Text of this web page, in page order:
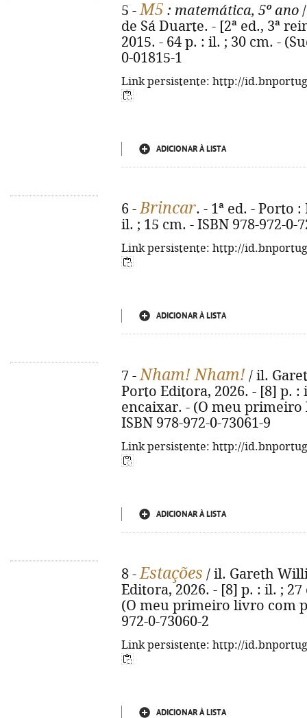
5 -M5 : matemática, 5º ano
de Sá Duarte. - [2ª ed., 3ª
2015. - 64 p. : il. ; 30 cm. -
0-01815-1
Link persistente: http://
ADICIONAR À LISTA
6 -Brincar. - 1ª ed. - Porto
il. ; 15 cm. - ISBN 978-972-0-
Link persistente: http://
ADICIONAR À LISTA
7 -Nham! Nham! / il.
Porto Editora, 2026. - [8] p. :
encaixar. - (O meu primeiro
ISBN 978-972-0-73061-9
Link persistente: http://
ADICIONAR À LISTA
8 -Estações / il. Gareth
Editora, 2026. - [8] p. : il. ;
(O meu primeiro livro com
972-0-73060-2
Link persistente: http://
ADICIONAR À LISTA